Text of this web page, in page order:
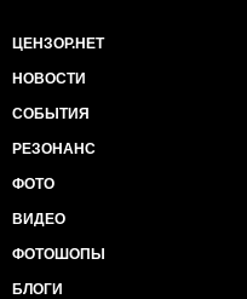
ЦЕНЗОР.НЕТ
НОВОСТИ
СОБЫТИЯ
РЕЗОНАНС
ФОТО
ВИДЕО
ФОТОШОПЫ
БЛОГИ